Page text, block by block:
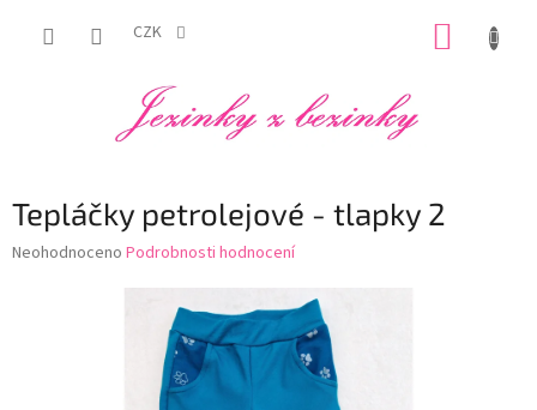
CZK
Tepláčky petrolejové - tlapky 2
Průměrné
Neohodnoceno Podrobnosti hodnocení